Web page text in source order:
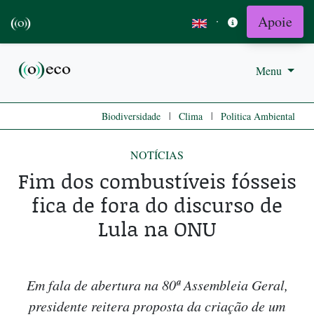
· Apoie
Menu
Biodiversidade | Clima | Politica Ambiental
NOTÍCIAS
Fim dos combustíveis fósseis
fica de fora do discurso de
Lula na ONU
Em fala de abertura na 80ª Assembleia Geral,
presidente reitera proposta da criação de um